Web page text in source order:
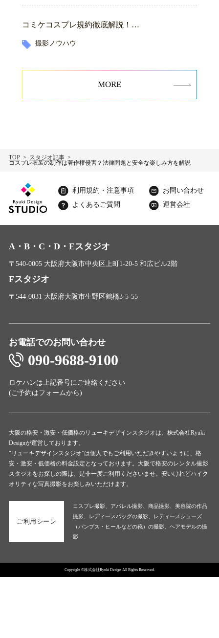
コミケコスプレ規約徹底解説！…
撮影ノウハウ
MORE
TOP スタジオ記事
コスプレ衣装の制作は著作権侵害？法律問題と安全な楽しみ方を解説
利用規約・注意事項
よくあるご質問
お問い合わせ
運営会社
A・B・C・D・Eスタジオ
〒540-0005 大阪府大阪市中央区上町1-20-5 和広ビル2階
Fスタジオ
〒544-0031 大阪府大阪市生野区鶴橋3-5-55
お電話でのお問い合わせ
090-9688-9100
ロケハンは上記番号にご連絡ください
(ご予約はフォームから)
大阪の格安・激安・低価格のリューキデザインスタジオは、株式会社Ryuki
Designが運営しております。
“リューキデザインスタジオ”は個人でもご利用いただきやすいように、格
安・激安・低価格の料金設定となっております。大阪で格安のレンタル撮影
スタジオをお探しの際は、是非一度ご利用くださいませ。安いけれどハイク
オリティな写真撮影をお楽しみいただけます。
ご利用シーン
コスプレ撮影、アパレル撮影、商品撮影、美容院の作品
撮影、レディースバッグの撮影、レディースシューズ
（パンプス・ヒールなどの靴）の撮影、ヘアモデルの撮
影
Copyright ©株式会社Ryuki Design All Rights Reserved.